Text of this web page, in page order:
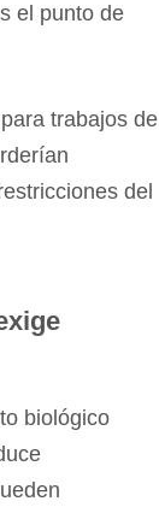
el punto de
trabajos de
del
biológico